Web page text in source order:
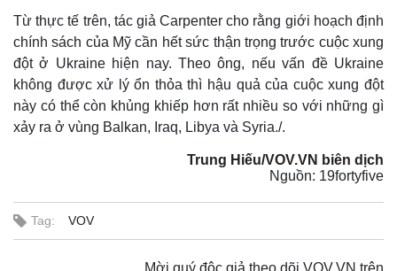
Từ thực tế trên, tác giả Carpenter cho rằng giới hoạch định
chính sách của Mỹ cần hết sức thận trọng trước cuộc xung
đột ở Ukraine hiện nay. Theo ông, nếu vấn đề Ukraine
không được xử lý ổn thỏa thì hậu quả của cuộc xung đột
này có thể còn khủng khiếp hơn rất nhiều so với những gì
xảy ra ở vùng Balkan, Iraq, Libya và Syria./.
Trung Hiếu/VOV.VN biên dịch
Nguồn: 19fortyfive
Tag: VOV
Mời quý độc giả theo dõi VOV.VN trên